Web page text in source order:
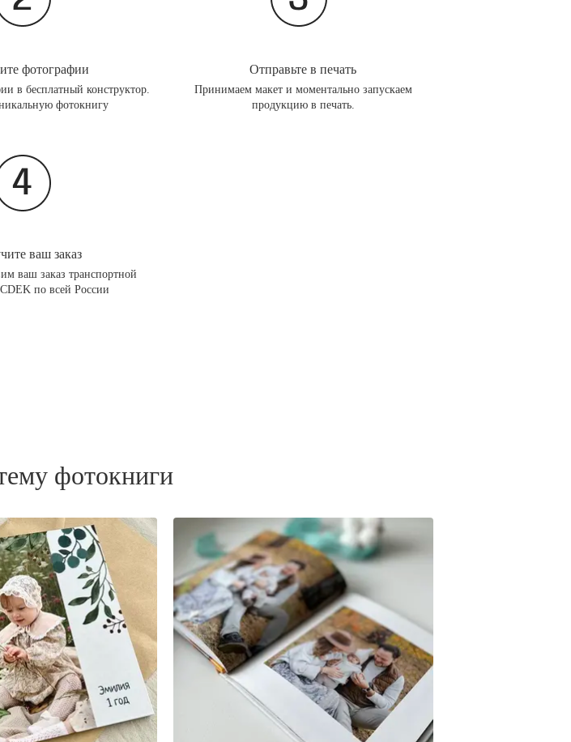
фотографии
в бесплатный конструктор.
фотокнигу
Отправьте в печать
Принимаем макет и моментально запускаем
продукцию в печать.
ваш заказ
ваш заказ транспортной
по всей России
фотокниги